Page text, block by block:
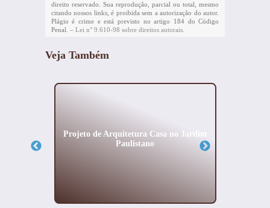
direito reservado. Sua reprodução, parcial ou total, mesmo
citando nossos links, é proibida sem a autorização do autor.
Plágio é crime e está previsto no artigo 184 do Código
Penal. – Lei n° 9.610-98 sobre direitos autorais.
Veja Também
Projeto de Arquitetura Casa no Jardim
Paulistano